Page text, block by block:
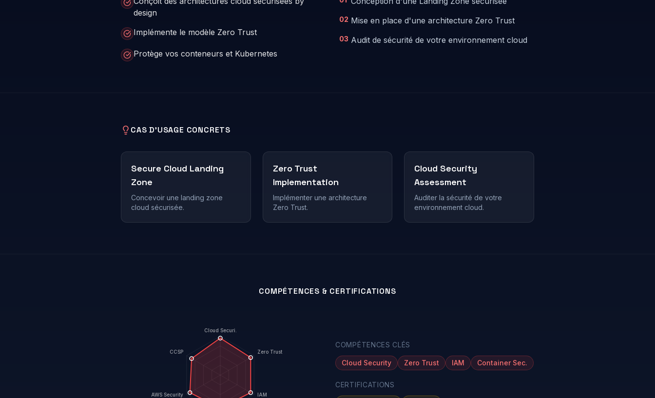
design
Implémente le modèle Zero Trust
Protège vos conteneurs et Kubernetes
02 Mise en place d'une architecture Zero Trust
03 Audit de sécurité de votre environnement cloud
CAS D'USAGE CONCRETS
Secure Cloud Landing
Zone
Concevoir une landing zone
cloud sécurisée.
Zero Trust
Implementation
Implémenter une architecture
Zero Trust.
Cloud Security
Assessment
Auditer la sécurité de votre
environnement cloud.
COMPÉTENCES & CERTIFICATIONS
Cloud Securi.
Zero Trust
IAM
AWS Security
CCSP
COMPÉTENCES CLÉS
Cloud Security Zero Trust IAM Container Sec.
CERTIFICATIONS